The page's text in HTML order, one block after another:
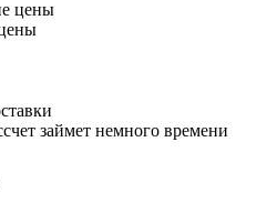
займет немного времени